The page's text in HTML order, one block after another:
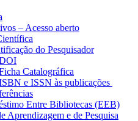
– Acesso aberto
do Pesquisador
Catalográfica
e ISSN às publicações
Entre Bibliotecas (EEB)
Aprendizagem e de Pesquisa